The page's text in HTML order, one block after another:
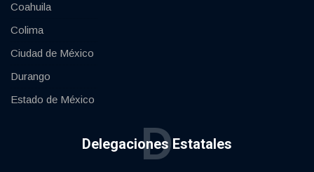
Coahuila
Colima
Ciudad de México
Durango
Estado de México
Delegaciones Estatales
D